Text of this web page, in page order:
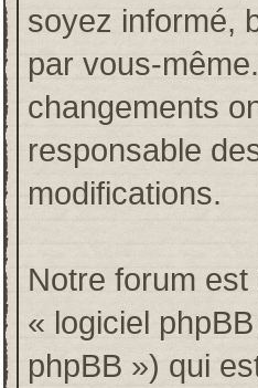
soyez informé,
par vous-
changements
responsable
modifications.
Notre forum
« logiciel
phpBB ») qui